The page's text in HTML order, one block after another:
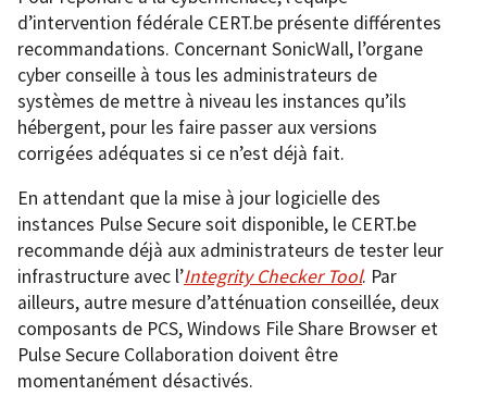
d’intervention fédérale CERT.be présente différentes
recommandations. Concernant SonicWall, l’organe
cyber conseille à tous les administrateurs de
systèmes de mettre à niveau les instances qu’ils
hébergent, pour les faire passer aux versions
corrigées adéquates si ce n’est déjà fait.
En attendant que la mise à jour logicielle des
instances Pulse Secure soit disponible, le CERT.be
recommande déjà aux administrateurs de tester leur
infrastructure avec l’Integrity Checker Tool. Par
ailleurs, autre mesure d’atténuation conseillée, deux
composants de PCS, Windows File Share Browser et
Pulse Secure Collaboration doivent être
momentanément désactivés.